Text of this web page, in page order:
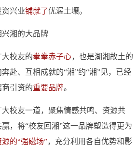
兴业铺就了优渥土壤。
湘的大品牌
校友的拳拳赤子心，也是湖湘故土的
赴、互相成就的“湘”约“湘”见，已经
引资的重要品牌。
校友一道，聚焦情感共鸣、资源共
，将“校友回湘”这一品牌塑造得更为
的“强磁场”，充分利用各自优势和影